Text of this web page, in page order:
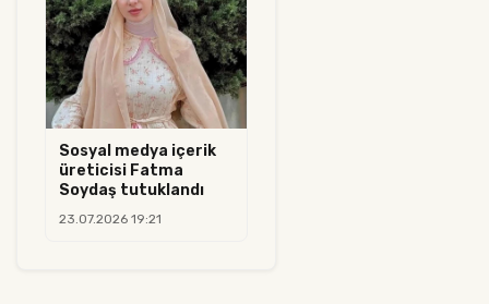
Sosyal medya içerik
üreticisi Fatma
Soydaş tutuklandı
23.07.2026 19:21